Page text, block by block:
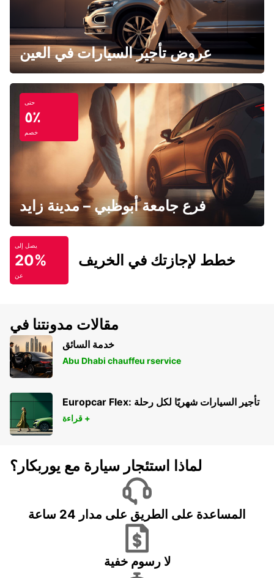
عروض تأجير السيارات في العين
حتى
٥٪
خصم
فرع جامعة أبوظبي – مدينة زايد
يصل إلى
20%
عن
خطط لإجازتك في الخريف
مقالات مدونتنا في
خدمة السائق
Abu Dhabi chauffeu rservice
Europcar Flex: تأجير السيارات شهريًا لكل رحلة
قراءة +
لماذا استئجار سيارة مع يوربكار؟
المساعدة على الطريق على مدار 24 ساعة
لا رسوم خفية